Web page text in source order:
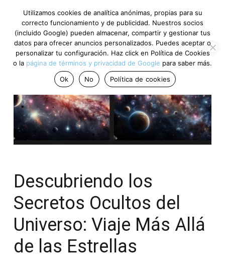
Descubriendo los
Secretos Ocultos del
Universo: Viaje Más Allá
de las Estrellas
Utilizamos cookies de analítica anónimas, propias para su
correcto funcionamiento y de publicidad. Nuestros socios
(incluido Google) pueden almacenar, compartir y gestionar tus
datos para ofrecer anuncios personalizados. Puedes aceptar o
personalizar tu configuración. Haz click en Política de Cookies
o la página de términos y privacidad de Google para saber más.
Ok
No Política de cookies